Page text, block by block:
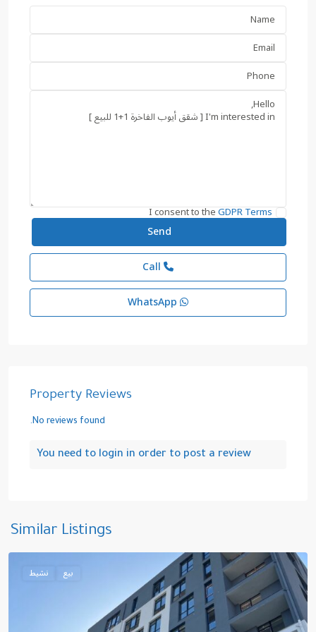
I consent to theGDPR Terms
Property Reviews
No reviews found.
You need to login in order to post a review
Similar Listings
بيع نشيط